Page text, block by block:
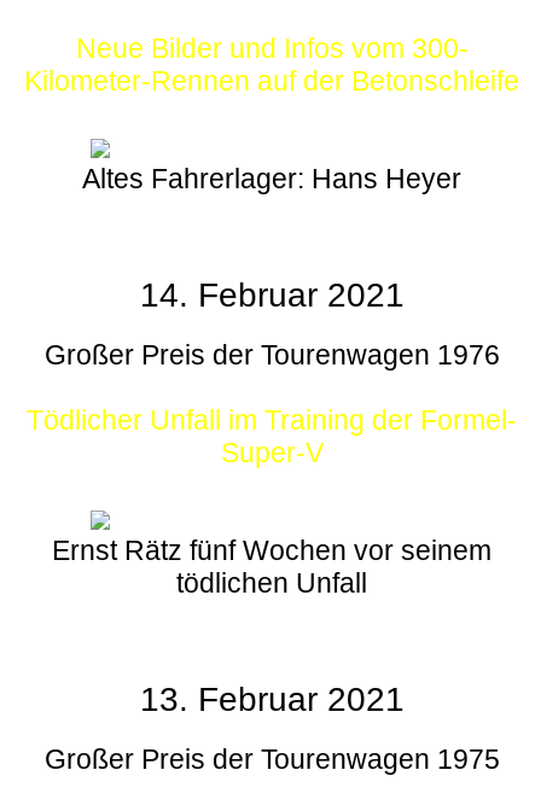
Neue Bilder und Infos vom 300-
Kilometer-Rennen auf der Betonschleife
Altes Fahrerlager: Hans Heyer
14. Februar 2021
Großer Preis der Tourenwagen 1976
Tödlicher Unfall im Training der Formel-
Super-V
Ernst Rätz fünf Wochen vor seinem
tödlichen Unfall
13. Februar 2021
Großer Preis der Tourenwagen 1975